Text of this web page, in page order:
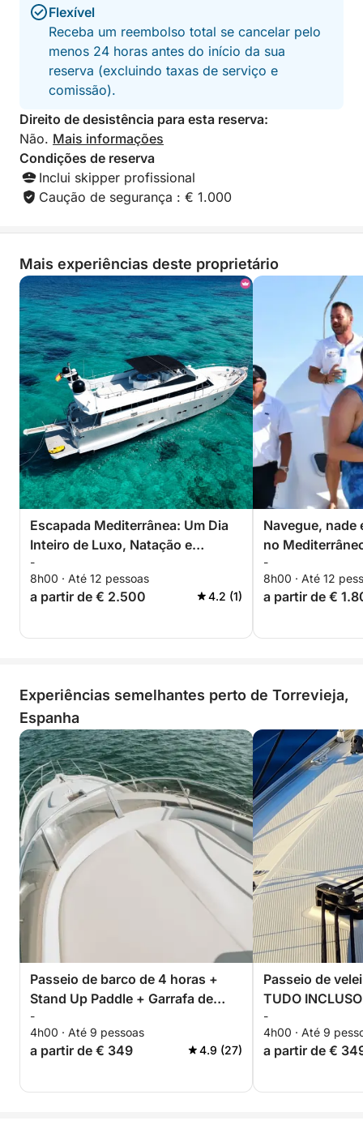
- Ideal para comemorações, grupos e ocasiões
especiais
- Tripulação profissional garantindo uma viagem
tranquila e inesquecível
Algumas horas no mar são suficientes para
transformar um dia comum em um dia que você
lembrará por muito tempo depois de voltar para a
costa.
Flexível
Receba um reembolso total se cancelar pelo
menos 24 horas antes do início da sua
reserva (excluindo taxas de serviço e
comissão).
Direito de desistência para esta reserva:
Não. Mais informações
Condições de reserva
Inclui skipper profissional
Caução de segurança : € 1.000
Mais experiências deste proprietário
Escapada Mediterrânea: Um Dia
Inteiro de Luxo, Natação e
Descoberta da Costa
-
8h00 · Até 12 pessoas
a partir de € 2.500 4.2 (1)
Navegue, nade
no
mar e
-
8h00 · Até 12
a partir de €
Experiências semelhantes perto de Torrevieja,
Espanha
Passeio de barco de 4 horas +
Stand Up Paddle + Garrafa de
Cava premium - TUDO INCLUSO
-
4h00 · Até 9 pessoas
a partir de € 349 4.9 (27)
Passeio de
TUDO INCLUSO
-
4h00 · Até 9
a partir de €